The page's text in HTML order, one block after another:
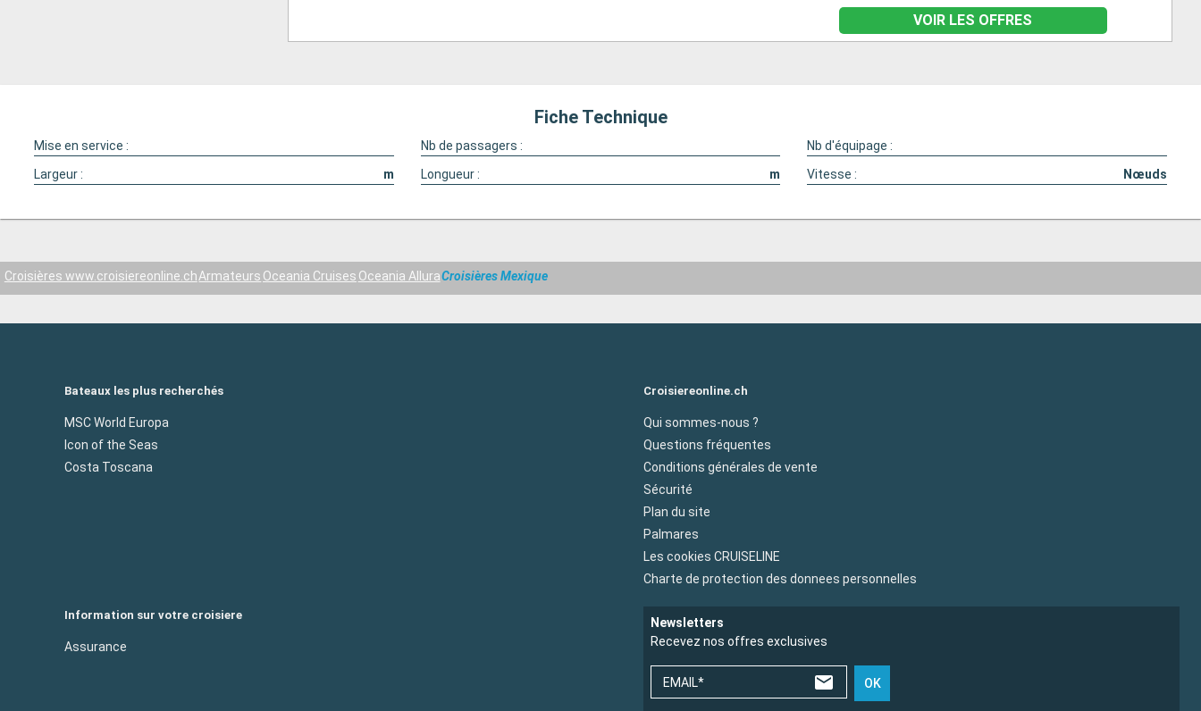
VOIR LES OFFRES
Fiche Technique
Mise en service : Nb de passagers :
Nb d'équipage :
Largeur :
m Longueur : m Vitesse : Nœuds
Croisières www.croisiereonline.chArmateurs Oceania Cruises Oceania AlluraCroisières Mexique
Bateaux les plus recherchés
MSC World Europa
Icon of the Seas
Costa Toscana
Croisiereonline.ch
Qui sommes-nous ?
Questions fréquentes
Conditions générales de vente
Sécurité
Plan du site
Palmares
Les cookies CRUISELINE
Charte de protection des donnees personnelles
Information sur votre croisiere
Assurance
Newsletters
Recevez nos offres exclusives
EMAIL* OK